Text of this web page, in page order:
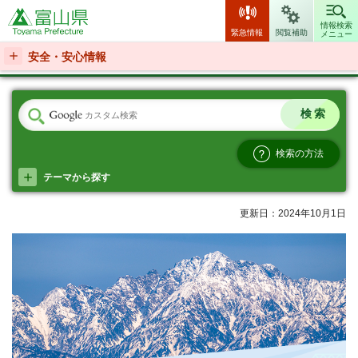
富山県
緊急情報 閲覧補助
情報検索
メニュー
安全・安心情報
検索の方法
テーマから探す
更新日：2024年10月1日